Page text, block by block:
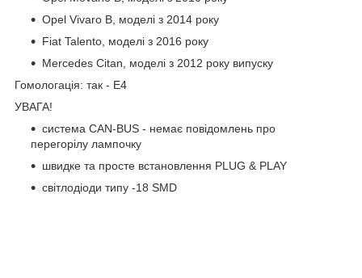
Opel Vivaro B, моделі з 2014 року
Fiat Talento, моделі з 2016 року
Mercedes Citan, моделі з 2012 року випуску
Гомологація: так - E4
УВАГА!
система CAN-BUS - немає повідомлень про
перегорілу лампочку
швидке та просте встановлення PLUG & PLAY
світлодіоди типу -18 SMD